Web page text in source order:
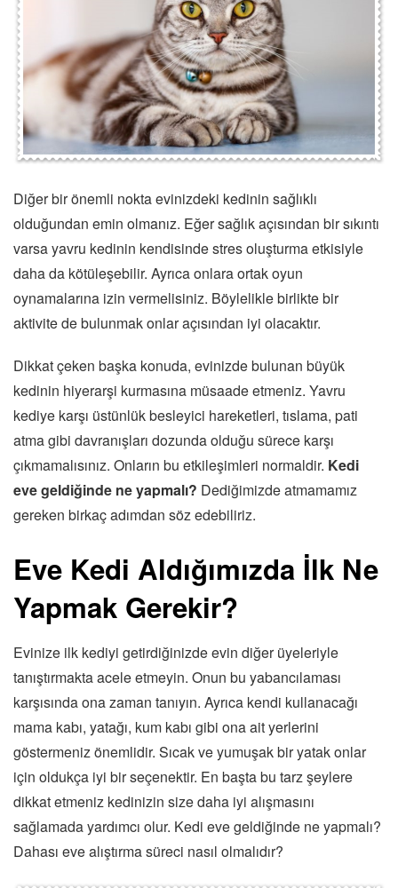
Diğer bir önemli nokta evinizdeki kedinin sağlıklı
olduğundan emin olmanız. Eğer sağlık açısından bir sıkıntı
varsa yavru kedinin kendisinde stres oluşturma etkisiyle
daha da kötüleşebilir. Ayrıca onlara ortak oyun
oynamalarına izin vermelisiniz. Böylelikle birlikte bir
aktivite de bulunmak onlar açısından iyi olacaktır.
Dikkat çeken başka konuda, evinizde bulunan büyük
kedinin hiyerarşi kurmasına müsaade etmeniz. Yavru
kediye karşı üstünlük besleyici hareketleri, tıslama, pati
atma gibi davranışları dozunda olduğu sürece karşı
çıkmamalısınız. Onların bu etkileşimleri normaldir. Kedi
eve geldiğinde ne yapmalı? Dediğimizde atmamamız
gereken birkaç adımdan söz edebiliriz.
Eve Kedi Aldığımızda İlk Ne
Yapmak Gerekir?
Evinize ilk kediyi getirdiğinizde evin diğer üyeleriyle
tanıştırmakta acele etmeyin. Onun bu yabancılaması
karşısında ona zaman tanıyın. Ayrıca kendi kullanacağı
mama kabı, yatağı, kum kabı gibi ona ait yerlerini
göstermeniz önemlidir. Sıcak ve yumuşak bir yatak onlar
için oldukça iyi bir seçenektir. En başta bu tarz şeylere
dikkat etmeniz kedinizin size daha iyi alışmasını
sağlamada yardımcı olur. Kedi eve geldiğinde ne yapmalı?
Dahası eve alıştırma süreci nasıl olmalıdır?